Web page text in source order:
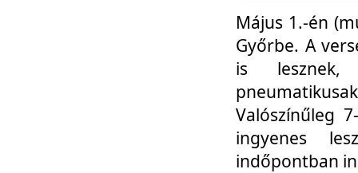
Május 1.-én
Győrbe. A
is lesznek,
Valószínűleg
ingyenes
indőpontban